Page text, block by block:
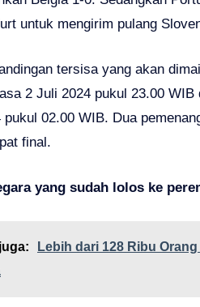
untuk mengirim pulang
tersisa yang akan
2 Juli 2024 pukul 23.00
pukul 02.00 WIB. Dua
final.
yang sudah lolos ke
Lebih dari 128 Ribu